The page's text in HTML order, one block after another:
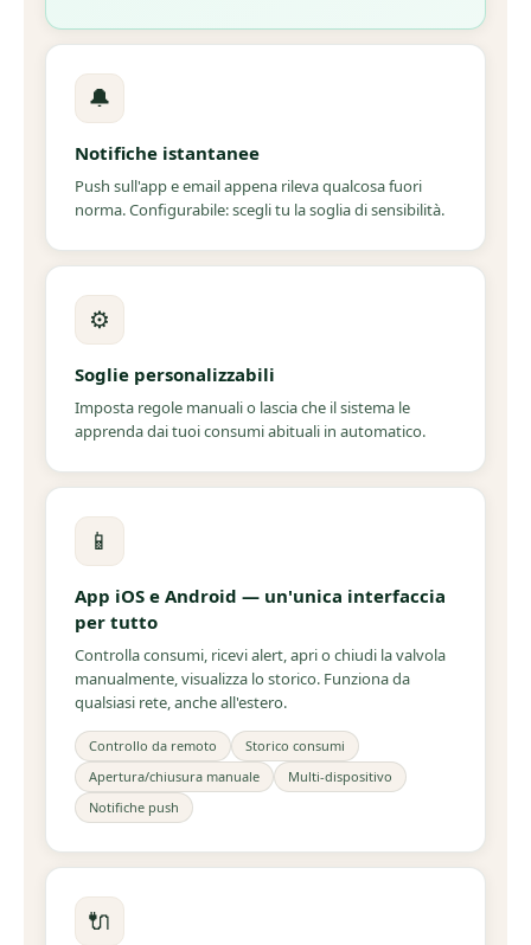
🔔
Notifiche istantanee
Push sull'app e email appena rileva qualcosa fuori
norma. Configurabile: scegli tu la soglia di sensibilità.
⚙️
Soglie personalizzabili
Imposta regole manuali o lascia che il sistema le
apprenda dai tuoi consumi abituali in automatico.
📱
App iOS e Android — un'unica interfaccia
per tutto
Controlla consumi, ricevi alert, apri o chiudi la valvola
manualmente, visualizza lo storico. Funziona da
qualsiasi rete, anche all'estero.
Controllo da remoto
Storico consumi
Apertura/chiusura manuale
Multi-dispositivo
Notifiche push
🔌